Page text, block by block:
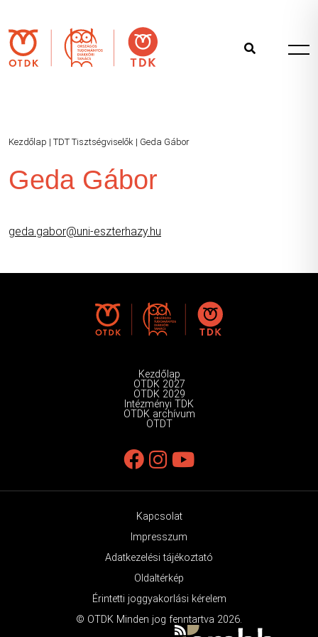
Kezdőlap | TDT Tisztségviselők | Geda Gábor
Geda Gábor
geda.gabor@uni-eszterhazy.hu
Kezdőlap
OTDK 2027
OTDK 2029
Intézményi TDK
OTDK archívum
OTDT
Kapcsolat
Impresszum
Adatkezelési tájékoztató
Oldaltérkép
Érintetti joggyakorlási kérelem
© OTDK Minden jog fenntartva 2026.